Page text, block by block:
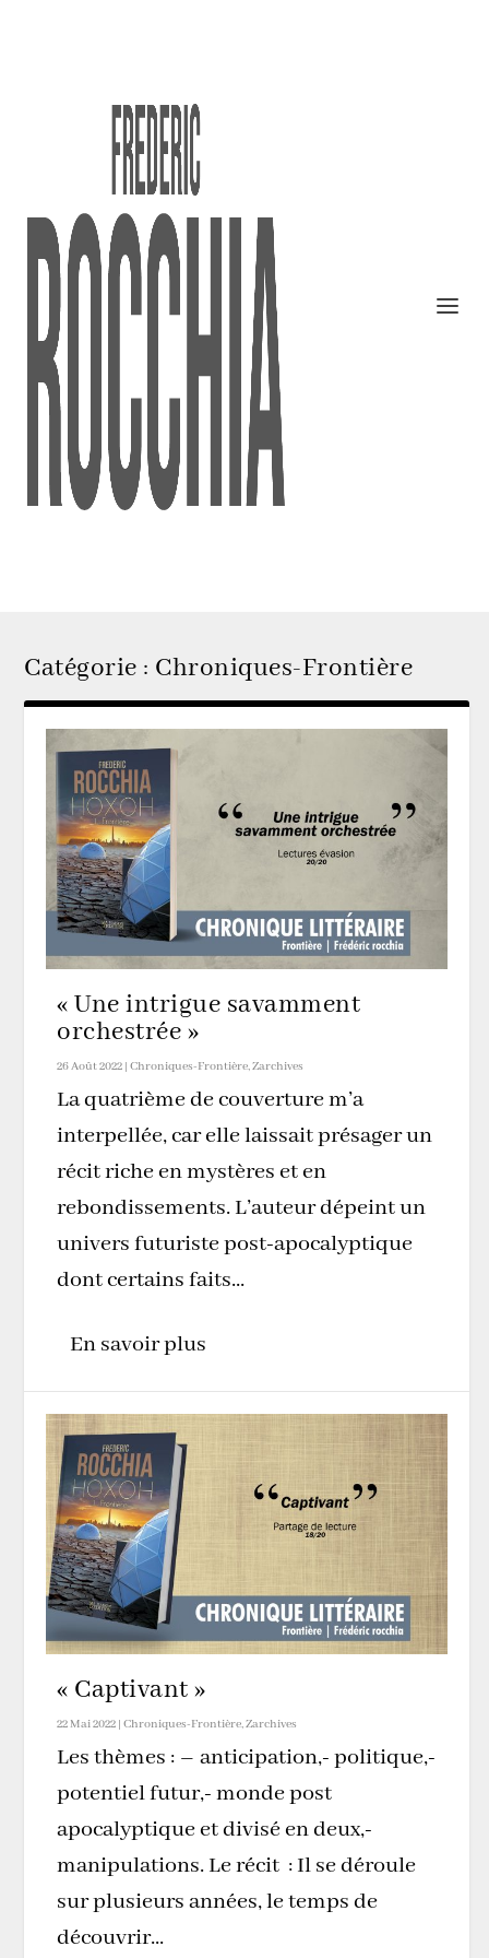
Catégorie : Chroniques-Frontière
« Une intrigue savamment
orchestrée »
26 Août 2022 |Chroniques-Frontière,Zarchives
La quatrième de couverture m’a
interpellée, car elle laissait présager un
récit riche en mystères et en
rebondissements. L’auteur dépeint un
univers futuriste post-apocalyptique
dont certains faits...
En savoir plus
« Captivant »
22 Mai 2022 |Chroniques-Frontière,Zarchives
Les thèmes : – anticipation,- politique,-
potentiel futur,- monde post
apocalyptique et divisé en deux,-
manipulations. Le récit : Il se déroule
sur plusieurs années, le temps de
découvrir...